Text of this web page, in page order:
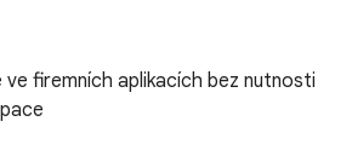
firemních aplikacích bez nutnosti